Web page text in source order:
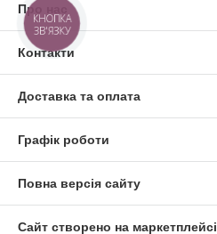
Про нас
Контакти
Доставка та оплата
Графік роботи
Повна версія сайту
Сайт створено на маркетплейсі
КНОПКА
ЗВ'ЯЗКУ